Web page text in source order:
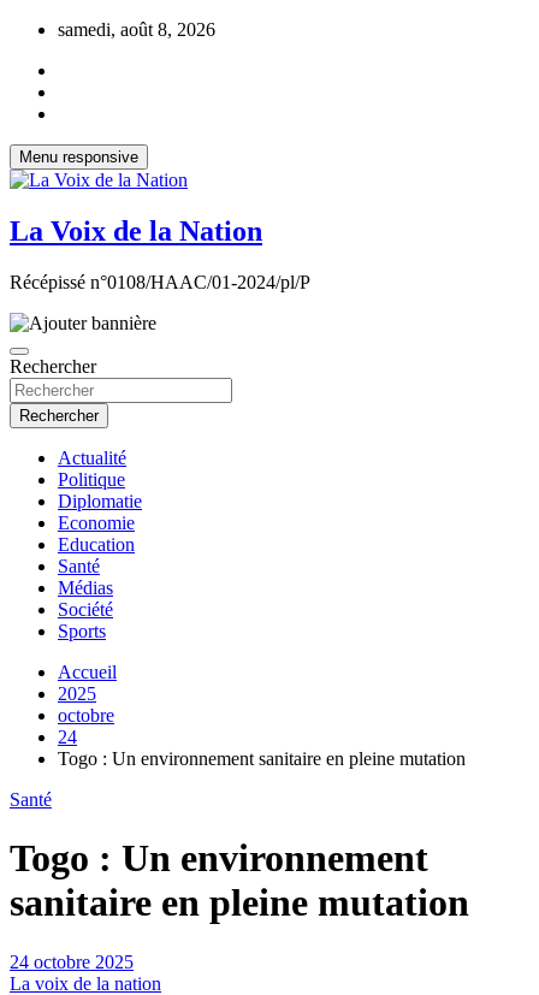
Aller
contenu
samedi, août 8, 2026
Menu responsive
La Voix de la Nation
Récépissé n°0108/HAAC/01-2024/pl/P
Rechercher
Rechercher
Actualité
Politique
Diplomatie
Economie
Education
Santé
Médias
Société
Sports
Accueil
2025
octobre
24
Togo : Un environnement sanitaire en pleine mutation
Santé
Togo : Un environnement
sanitaire en pleine mutation
24 octobre 2025
La voix de la nation